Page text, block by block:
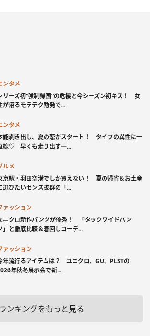
ンタメ
リーズ初“強制帰国”の危機と今シーズン初キス！ 女
が沼るモテテク勃発で...
ンタメ
能剥き出し、夏の恋がスタート！ タイプの異性に一
線♡ 早くも走り出す一...
ルメ
京駅・羽田空港でしか買えない！ 夏の帰省＆お土産
選びたいセンス抜群の「...
ァッション
ニクロ新作パンツが優秀！ 「タックワイドパン
」と徹底比較＆着回しコーデ...
ァッション
年流行るアイテムは？ ユニクロ、GU、PLSTの
年秋冬展示会で新...
ランキングをもっと見る